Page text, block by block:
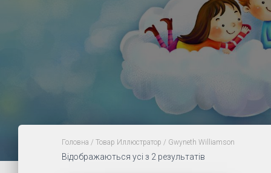
Головна / Товар Иллюстратор / Gwyneth Williamson
Відображаються усі з 2 результатів